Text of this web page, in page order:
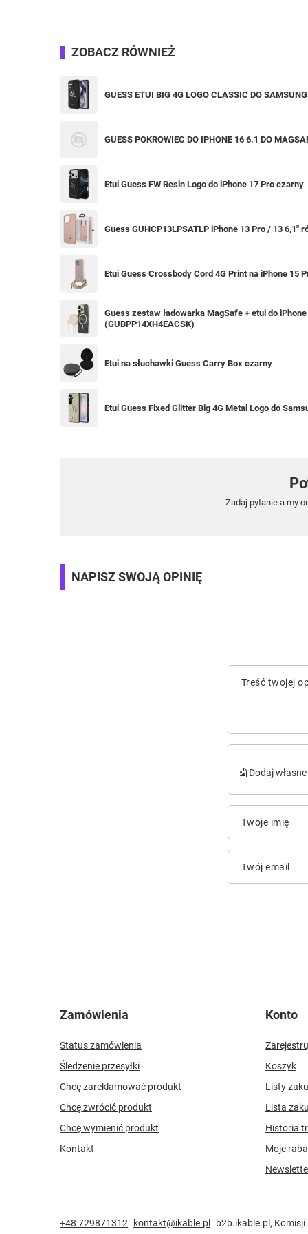
ZOBACZ RÓWNIEŻ
GUESS ETUI BIG 4G LOGO CLASSIC DO
GUESS POKROWIEC DO IPHONE 16 6.1 DO
Etui Guess FW Resin Logo do iPhone 17 Pro czarny
Guess GUHCP13LPSATLP iPhone 13 Pro / 13
Etui Guess Crossbody Cord 4G Print na iPhone 15
Guess zestaw ładowarka MagSafe + etui do
(GUBPP14XH4EACSK)
Etui na słuchawki Guess Carry Box czarny
Etui Guess Fixed Glitter Big 4G Metal Logo do
Zadaj pytanie a my
NAPISZ SWOJĄ OPINIĘ
Treść twojej
Dodaj
Twoje imię
Twój email
Zamówienia
Status zamówienia
Śledzenie przesyłki
Chcę zareklamować produkt
Chcę zwrócić produkt
Chcę wymienić produkt
Kontakt
Konto
Koszyk
Listy
Lista
Historia
Moje
+48 729871312 kontakt@ikable.pl b2b.ikable.pl , Komisji